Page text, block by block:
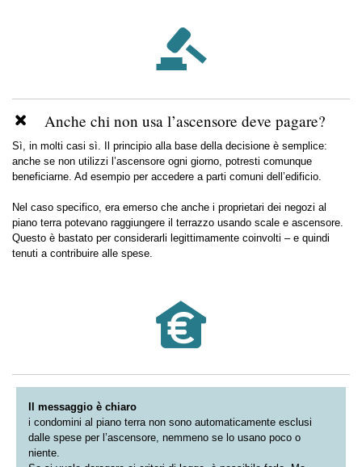
Anche chi non usa l’ascensore deve pagare?
Sì, in molti casi sì. Il principio alla base della decisione è semplice:
anche se non utilizzi l’ascensore ogni giorno, potresti comunque
beneficiarne. Ad esempio per accedere a parti comuni dell’edificio.
Nel caso specifico, era emerso che anche i proprietari dei negozi al
piano terra potevano raggiungere il terrazzo usando scale e ascensore.
Questo è bastato per considerarli legittimamente coinvolti – e quindi
tenuti a contribuire alle spese.
Il messaggio è chiaro
i condomini al piano terra non sono automaticamente esclusi
dalle spese per l’ascensore, nemmeno se lo usano poco o
niente.